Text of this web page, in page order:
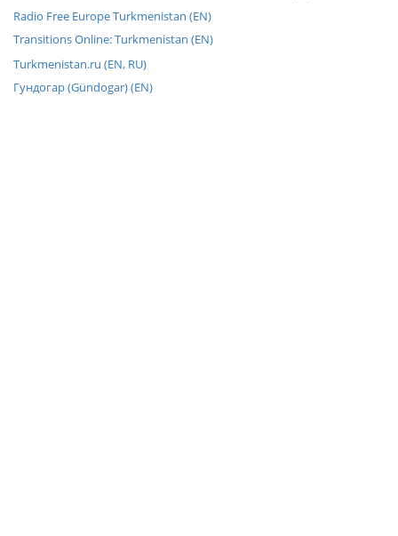
Radio Free Europe Turkmenistan (EN)
Transitions Online: Turkmenistan (EN)
Turkmenistan.ru (EN, RU)
Гундогар (Gündogar) (EN)